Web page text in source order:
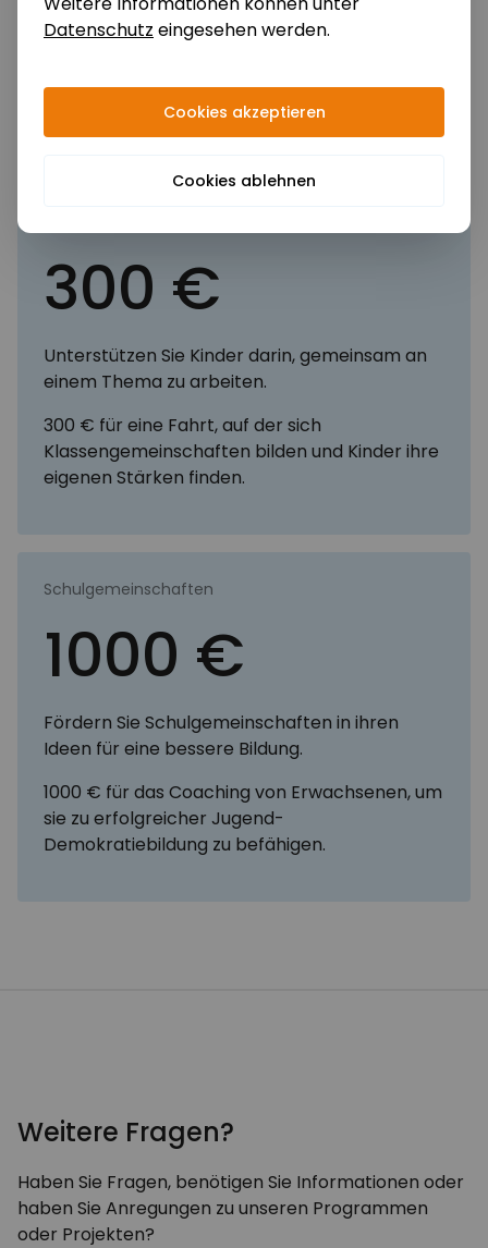
zu ihren Bedürfnissen und Vorstellungen
austauschen und trainieren diese
Video ansehen
300 €
Unterstützen Sie Kinder darin, gemeinsam an
einem Thema zu arbeiten.
300 € für eine Fahrt, auf der sich
Klassengemeinschaften bilden und Kinder ihre
eigenen Stärken finden.
Schulgemeinschaften
1000 €
Fördern Sie Schulgemeinschaften in ihren
Ideen für eine bessere Bildung.
1000 € für das Coaching von Erwachsenen, um
sie zu erfolgreicher Jugend-
Demokratiebildung zu befähigen.
Weitere Fragen?
Haben Sie Fragen, benötigen Sie Informationen oder
haben Sie Anregungen zu unseren Programmen
oder Projekten?
Datenschutz eingesehen werden.
Cookies akzeptieren
Cookies ablehnen